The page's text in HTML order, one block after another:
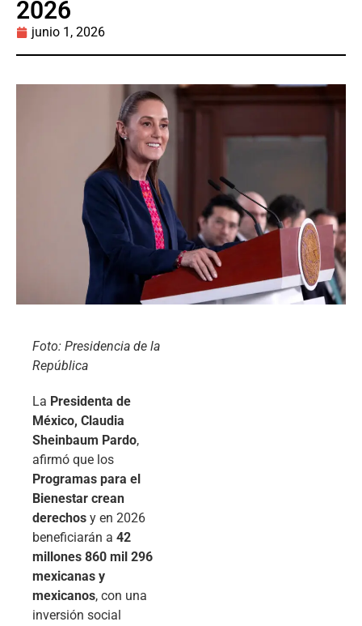
2026
junio 1, 2026
Foto: Presidencia de la
República
La Presidenta de
México, Claudia
Sheinbaum Pardo,
afirmó que los
Programas para el
Bienestar crean
derechos y en 2026
beneficiarán a 42
millones 860 mil 296
mexicanas y
mexicanos, con una
inversión social